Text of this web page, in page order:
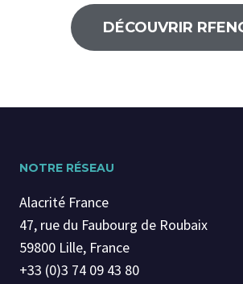
DÉCOUVRIR
NOTRE RÉSEAU
Alacrité France
47, rue du Faubourg de Roubaix
59800 Lille, France
+33 (0)3 74 09 43 80